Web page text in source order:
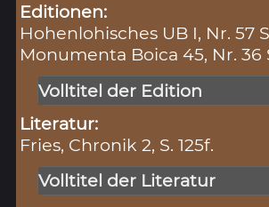
Editionen:
Hohenlohisches UB I, Nr. 57
Monumenta Boica 45, Nr. 36
Volltitel der Edition
Literatur:
Fries, Chronik 2, S. 125f.
Volltitel der Literatur